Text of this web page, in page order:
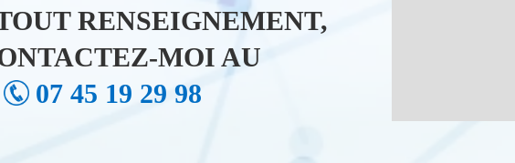
RENSEIGNEMENT,
MOI AU
07 45 19 29 98